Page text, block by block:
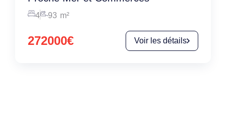
4 93 m²
272000€ Voir les détails